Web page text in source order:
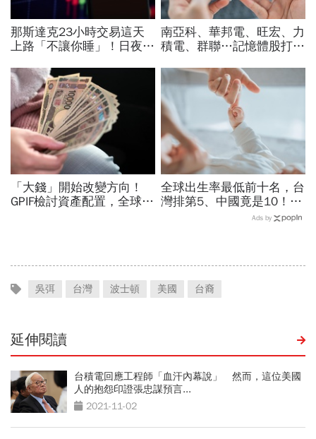
那斯達克23小時交易這天
上路「不讓你睡」！日夜盤
喊：下單前注意一風險
南亞科、華邦電、旺宏、力
積電、群聯…記憶體股打下
喊還很低：今年仍會漲很大
「大錢」開始改變方向！
GPIF檢討資產配置，全球資
全球出生率最低前十名，台
灣排第5、中國竟是10！亞
洲4國入榜「無聲危機」，
Ads by
吳弭 台灣 波士頓 美國 台裔
延伸閱讀
台積電回應工程師「血汗內幕說」 然而，這位美國
人的抱怨印證張忠謀預言...
2021-11-02